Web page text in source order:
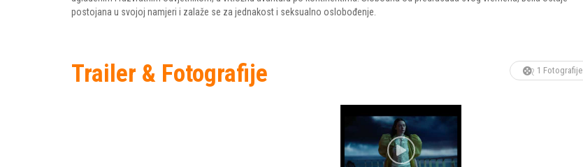
postojana u svojoj namjeri i zalaže se za jednakost i seksualno oslobođenje.
Trailer & Fotografije 1 Fotografije